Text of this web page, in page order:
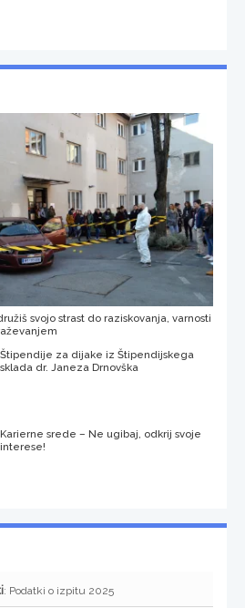
svojo strast do raziskovanja, varnosti
Štipendije za dijake iz Štipendijskega
sklada dr. Janeza Drnovška
Karierne srede – Ne ugibaj, odkrij svoje
interese!
: Podatki o izpitu 2025